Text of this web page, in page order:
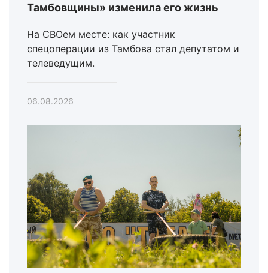
Тамбовщины» изменила его жизнь
На СВОем месте: как участник
спецоперации из Тамбова стал депутатом и
телеведущим.
06.08.2026